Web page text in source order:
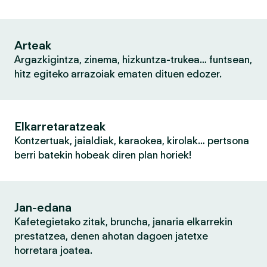
Arteak
Argazkigintza, zinema, hizkuntza-trukea… funtsean,
hitz egiteko arrazoiak ematen dituen edozer.
Elkarretaratzeak
Kontzertuak, jaialdiak, karaokea, kirolak… pertsona
berri batekin hobeak diren plan horiek!
Jan-edana
Kafetegietako zitak, bruncha, janaria elkarrekin
prestatzea, denen ahotan dagoen jatetxe
horretara joatea.